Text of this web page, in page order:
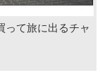
って旅に出るチャ